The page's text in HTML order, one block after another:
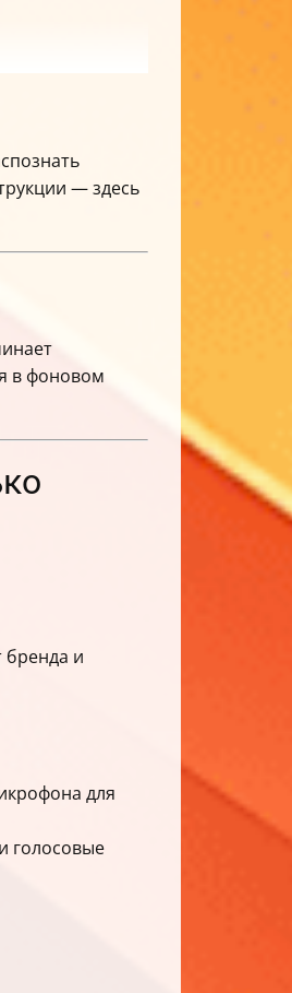
— здесь
в фоновом
бренда и
для
голосовые